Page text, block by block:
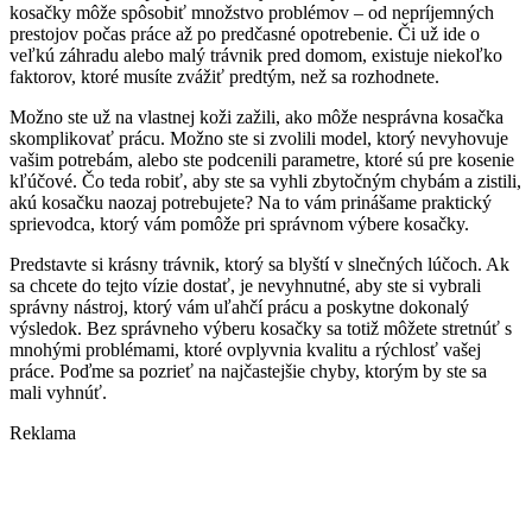
kosačky môže spôsobiť množstvo problémov – od nepríjemných
prestojov počas práce až po predčasné opotrebenie. Či už ide o
veľkú záhradu alebo malý trávnik pred domom, existuje niekoľko
faktorov, ktoré musíte zvážiť predtým, než sa rozhodnete.
Možno ste už na vlastnej koži zažili, ako môže nesprávna kosačka
skomplikovať prácu. Možno ste si zvolili model, ktorý nevyhovuje
vašim potrebám, alebo ste podcenili parametre, ktoré sú pre kosenie
kľúčové. Čo teda robiť, aby ste sa vyhli zbytočným chybám a zistili,
akú kosačku naozaj potrebujete? Na to vám prinášame praktický
sprievodca, ktorý vám pomôže pri správnom výbere kosačky.
Predstavte si krásny trávnik, ktorý sa blyští v slnečných lúčoch. Ak
sa chcete do tejto vízie dostať, je nevyhnutné, aby ste si vybrali
správny nástroj, ktorý vám uľahčí prácu a poskytne dokonalý
výsledok. Bez správneho výberu kosačky sa totiž môžete stretnúť s
mnohými problémami, ktoré ovplyvnia kvalitu a rýchlosť vašej
práce. Poďme sa pozrieť na najčastejšie chyby, ktorým by ste sa
mali vyhnúť.
Reklama